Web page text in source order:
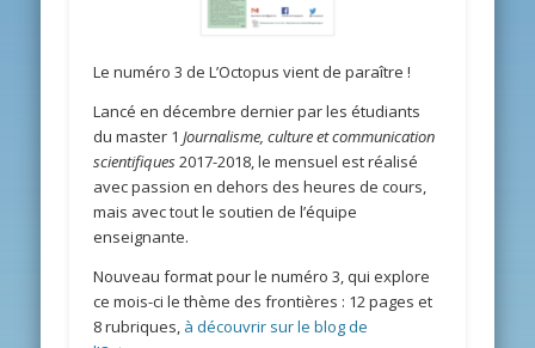
Le numéro 3 de L’Octopus vient de paraître !
Lancé en décembre dernier par les étudiants
du master 1Journalisme, culture et communication
scientifiques2017-2018, le mensuel est réalisé
avec passion en dehors des heures de cours,
mais avec tout le soutien de l’équipe
enseignante.
Nouveau format pour le numéro 3, qui explore
ce mois-ci le thème des frontières : 12 pages et
8 rubriques, à découvrir sur le blog de